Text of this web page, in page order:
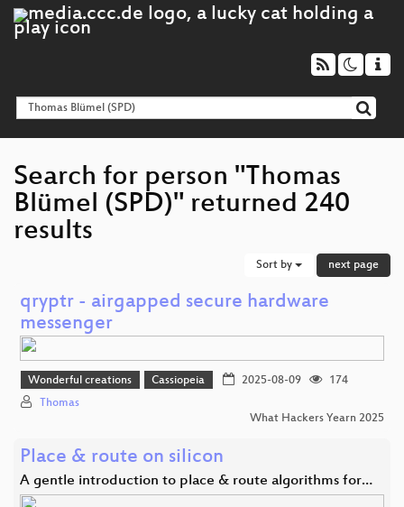
Search for person "Thomas
Blümel (SPD)" returned 240
results
Sort by next page
qryptr - airgapped secure hardware
messenger
Wonderful creations Cassiopeia 2025-08-09
174
Thomas
What Hackers Yearn 2025
Place & route on silicon
A gentle introduction to place & route algorithms for…